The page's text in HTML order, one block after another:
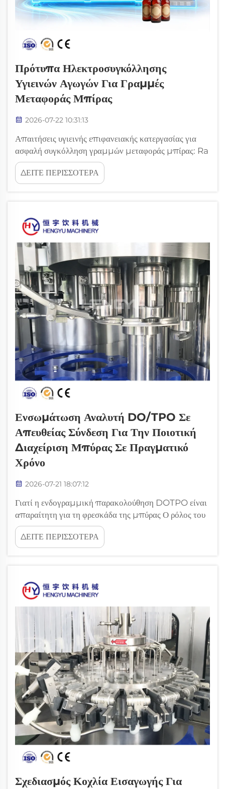
Πρότυπα Ηλεκτροσυγκόλλησης
Υγιεινών Αγωγών Για Γραμμές
Μεταφοράς Μπίρας
2026-07-22 10:31:13
Απαιτήσεις υγιεινής επιφανειακής κατεργασίας για
ασφαλή συγκόλληση γραμμών μεταφοράς μπίρας: Ra
≤ 0,4 µm εσωτερική επιφάνεια συγκόλλησης –
Συμμόρφωση με τις Οδηγίες EHEDG 35 και 3-A S-
1200. Για την επίτευξη ασφαλούς εσωτερικής
ΔΕΙΤΕ ΠΕΡΙΣΣΟΤΕΡΑ
Ενσωμάτωση Αναλυτή DO/TPO Σε
Απευθείας Σύνδεση Για Την Ποιοτική
Διαχείριση Μπύρας Σε Πραγματικό
Χρόνο
2026-07-21 18:07:12
Γιατί η ενδογραμμική παρακολούθηση DOTPO είναι
απαραίτητη για τη φρεσκάδα της μπύρας Ο ρόλος του
οξυγόνου στη διάσπαση της γεύσης: Το οριακό όριο 50
ppb και η κατάρρευση του οξυγόνου είναι ο σιωπηλός
εχθρός
ΔΕΙΤΕ ΠΕΡΙΣΣΟΤΕΡΑ
Σχεδιασμός Κοχλία Εισαγωγής Για